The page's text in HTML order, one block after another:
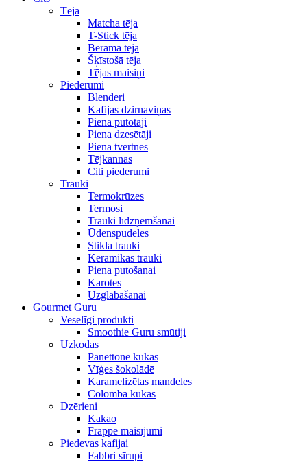
Tēja
Matcha tēja
T-Stick tēja
Beramā tēja
Šķīstošā tēja
Tējas maisiņi
Piederumi
Blenderi
Kafijas dzirnaviņas
Piena putotāji
Piena dzesētāji
Piena tvertnes
Tējkannas
Citi piederumi
Trauki
Termokrūzes
Termosi
Trauki līdzņemšanai
Ūdenspudeles
Stikla trauki
Keramikas trauki
Piena putošanai
Karotes
Uzglabāšanai
Gourmet Guru
Veselīgi produkti
Smoothie Guru smūtiji
Uzkodas
Panettone kūkas
Vīģes šokolādē
Karamelizētas mandeles
Colomba kūkas
Dzērieni
Kakao
Frappe maisījumi
Piedevas kafijai
Fabbri sīrupi